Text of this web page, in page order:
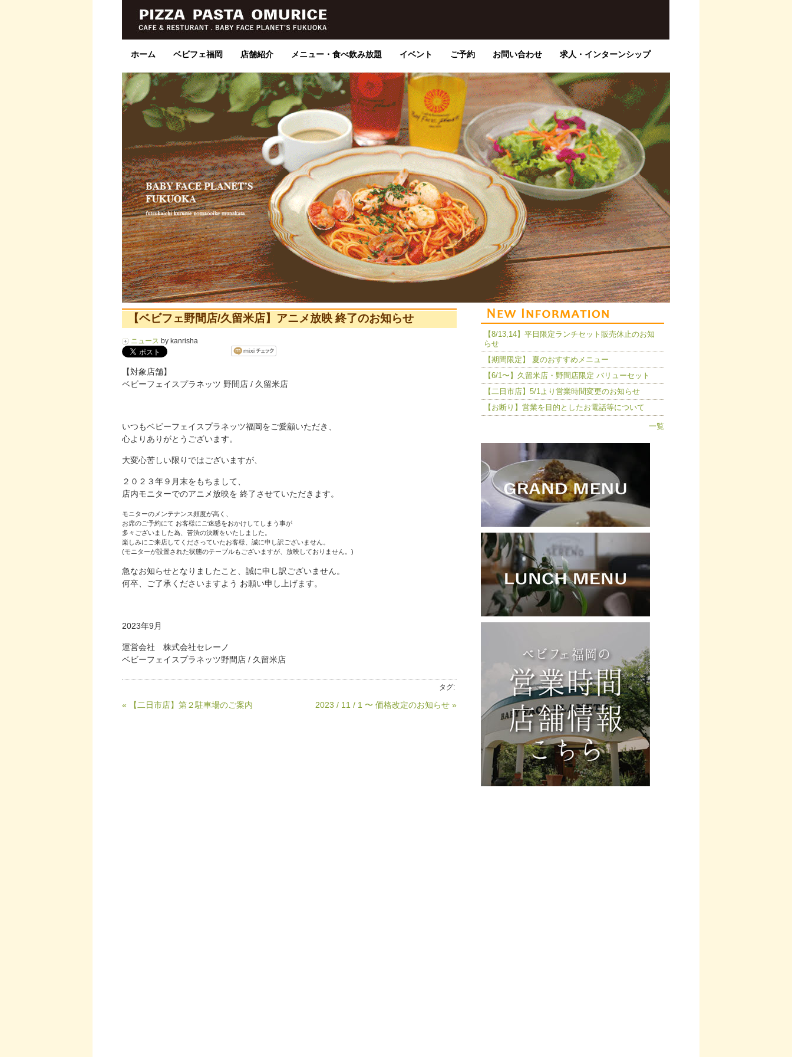
ホーム ベビフェ福岡 店舗紹介 メニュー・食べ飲み放題 イベント ご予約 お問い合わせ 求人・インターンシップ
【ベビフェ野間店/久留米店】アニメ放映 終了のお知らせ
ニュース by kanrisha
【対象店舗】
ベビーフェイスプラネッツ 野間店 / 久留米店
いつもベビーフェイスプラネッツ福岡をご愛顧いただき、
心よりありがとうございます。
大変心苦しい限りではございますが、
２０２３年９月末をもちまして、
店内モニターでのアニメ放映を 終了させていただきます。
モニターのメンテナンス頻度が高く、
お席のご予約にて お客様にご迷惑をおかけしてしまう事が
多々ございました為、苦渋の決断をいたしました。
楽しみにご来店してくださっていたお客様、誠に申し訳ございません。
(モニターが設置された状態のテーブルもございますが、放映しておりません。)
急なお知らせとなりましたこと、誠に申し訳ございません。
何卒、ご了承くださいますよう お願い申し上げます。
2023年9月
運営会社 株式会社セレーノ
ベビーフェイスプラネッツ野間店 / 久留米店
タグ:
« 【二日市店】第２駐車場のご案内 2023 / 11 / 1 〜 価格改定のお知らせ »
【8/13,14】平日限定ランチセット販売休止のお知
らせ
【期間限定】 夏のおすすめメニュー
【6/1〜】久留米店・野間店限定 バリューセット
【二日市店】5/1より営業時間変更のお知らせ
【お断り】営業を目的としたお電話等について
一覧